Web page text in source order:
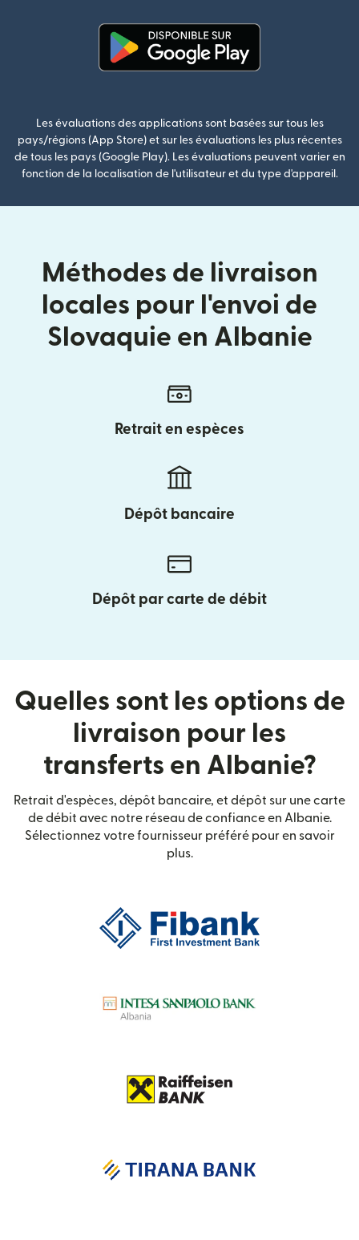
Les évaluations des applications sont basées sur tous les
pays/régions (App Store) et sur les évaluations les plus récentes
de tous les pays (Google Play). Les évaluations peuvent varier en
fonction de la localisation de l'utilisateur et du type d'appareil.
Méthodes de livraison
locales pour l'envoi de
Slovaquie en Albanie
Retrait en espèces
Dépôt bancaire
Dépôt par carte de débit
Quelles sont les options de
livraison pour les
transferts en Albanie?
Retrait d'espèces, dépôt bancaire, et dépôt sur une carte
de débit avec notre réseau de confiance en Albanie.
Sélectionnez votre fournisseur préféré pour en savoir
plus.